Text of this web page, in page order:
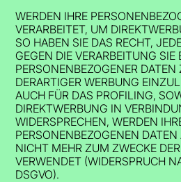
WERDEN IHRE
VERARBEITET, UM
SO HABEN SIE DAS RECHT,
GEGEN DIE VERARBEITUNG SIE
PERSONENBEZOGENER
DERARTIGER WERBUNG
AUCH FÜR DAS PROFILING,
DIREKTWERBUNG IN
WIDERSPRECHEN, WERDEN
PERSONENBEZOGENEN
NICHT MEHR ZUM ZWECKE
VERWENDET (WIDERSPRUCH
DSGVO).